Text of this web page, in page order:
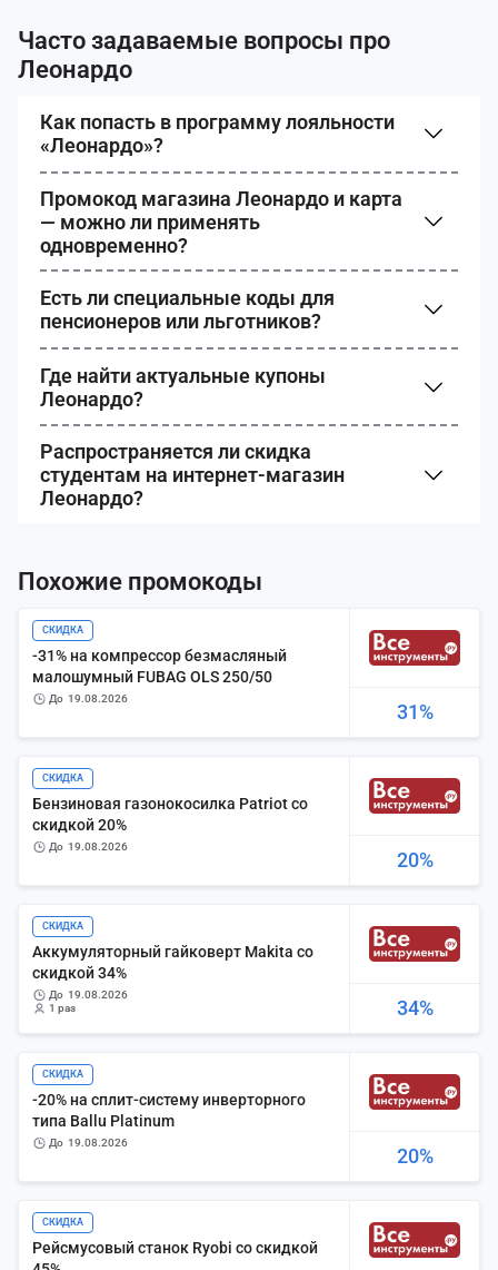
Часто задаваемые вопросы про
Леонардо
Как попасть в программу лояльности
«Леонардо»?
Промокод магазина Леонардо и карта
— можно ли применять
одновременно?
Есть ли специальные коды для
пенсионеров или льготников?
Где найти актуальные купоны
Леонардо?
Распространяется ли скидка
студентам на интернет-магазин
Леонардо?
Похожие промокоды
31%
СКИДКА
-31% на компрессор безмасляный
малошумный FUBAG OLS 250/50
до 19.08.2026
20%
СКИДКА
Бензиновая газонокосилка Patriot со
скидкой 20%
до 19.08.2026
34%
СКИДКА
Аккумуляторный гайковерт Makita со
скидкой 34%
до 19.08.2026
1 раз
20%
СКИДКА
-20% на сплит-систему инверторного
типа Ballu Platinum
до 19.08.2026
СКИДКА
Рейсмусовый станок Ryobi со скидкой